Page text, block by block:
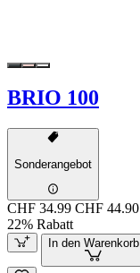
BRIO 100
Sonderangebot
CHF 34.99 CHF 44.90
22% Rabatt
In den Warenkorb